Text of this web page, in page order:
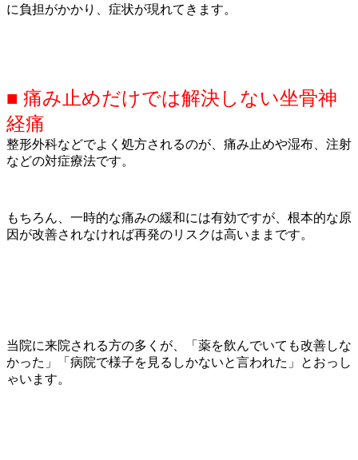
に負担がかかり、症状が現れてきます。
■ 痛み止めだけでは解決しない坐骨神
経痛
整形外科などでよく処方されるのが、痛み止めや湿布、注射
などの対症療法です。
もちろん、一時的な痛みの緩和には有効ですが、根本的な原
因が改善されなければ再発のリスクは高いままです。
当院に来院される方の多くが、「薬を飲んでいても改善しな
かった」「病院で様子を見るしかないと言われた」とおっし
ゃいます。